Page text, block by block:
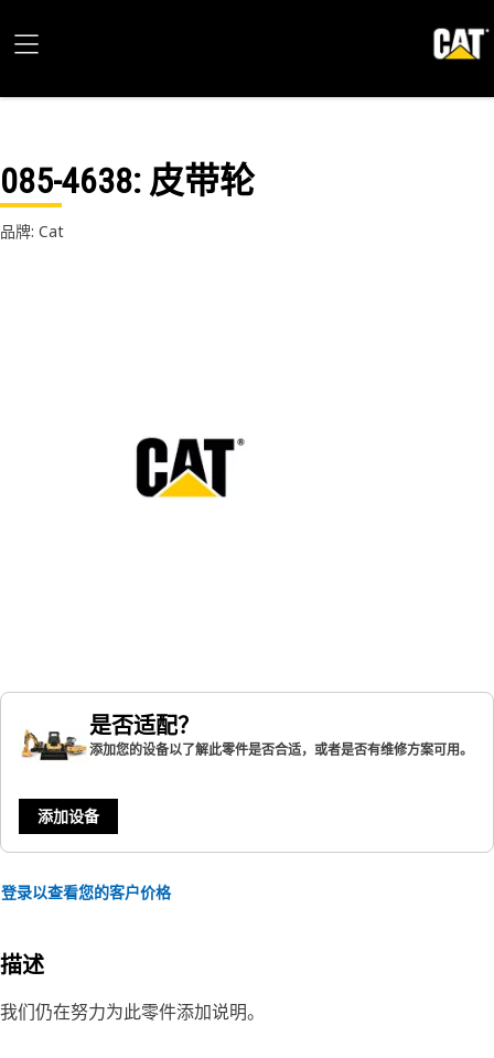
085-4638: 皮带轮
品牌: Cat
是否适配？
添加您的设备以了解此零件是否合适，或者是否有维修方案可用。
添加设备
登录以查看您的客户价格
描述
我们仍在努力为此零件添加说明。